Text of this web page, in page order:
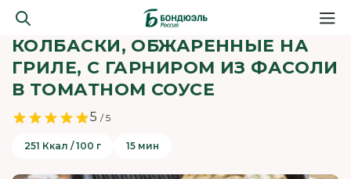
КОЛБАСКИ, ОБЖАРЕННЫЕ НА
ГРИЛЕ, С ГАРНИРОМ ИЗ ФАСОЛИ
В ТОМАТНОМ СОУСЕ
5 / 5
251 Ккал / 100 г 15 мин